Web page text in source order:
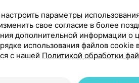
параметры
свое согласие в более
дополнительной информации о
использования файлов
с нашей Политикой обработки